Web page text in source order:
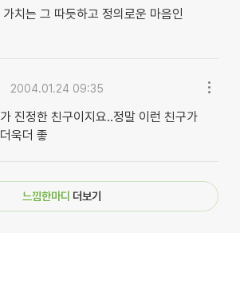
치는 그 따듯하고 정의로운 마음인
2004.01.24 09:35
진정한 친구이지요..정말 이런 친구가
욱더 좋
느낌한마디 더보기